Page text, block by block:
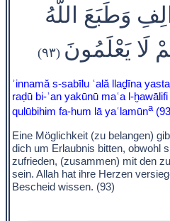
وَطَبَعَ اللَّهُ
لَا يَعْلَمُونَ (٩٣)
ʾinnamă s-sabīlu ʿală llaḏīna
raḍū bi-ʾan yakūnū maʿa l-
qulūbihim fa-hum lā yaʿlamūna
Eine Möglichkeit (zu belangen)
dich um Erlaubnis bitten, obwohl
zufrieden, (zusammen) mit den
sein. Allah hat ihre Herzen
Bescheid wissen. (93)